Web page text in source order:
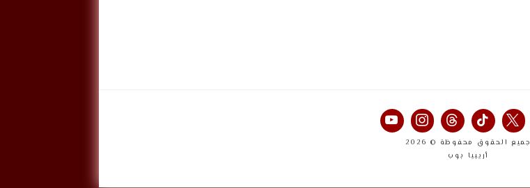
جميع الحقوق محفوظة © 2026
أريبيا بوب